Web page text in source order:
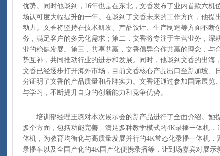
优势。同时他谈到，16年也是在东北，文香发布了业内首款六机
场认可度大幅提升的一年。在谈到了文香未来的工作方向，他提
动力。文香将坚持在技术研发、产品设计、生产制造等方面不断
务，满足客户的多元化需求；第二，文香将专注于主营业务，深
业的稳健发展。第三，共享共赢，文香倡导合作共赢的理念，与
势互补，共同推动行业的进步和发展。同时，他谈到文香的出海
文香已经逐步打开海外市场，目前文香核心产品出口至新加坡、
分证明了文香的产品质量和品牌实力。文香还通过参加国际展览
与学习，不断提升自身的创新能力和竞争优势。
培训部经理王璐对本次展示会的新产品进行了全面介绍。她
多个方面，包括功能完善、满足多种教学模式的4K录播一体机
体机，为教育均衡化与高质量发展并行的4K常态化录播一体机
录播车以及全国产化的4K国产化便携录播等，让到场嘉宾对展